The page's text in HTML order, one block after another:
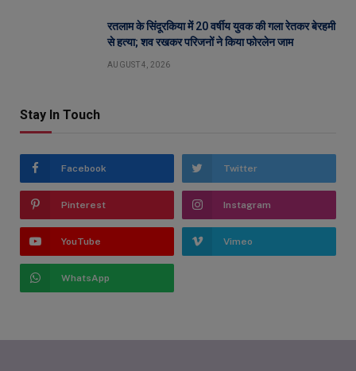
रतलाम के सिंदूरकिया में 20 वर्षीय युवक की गला रेतकर बेरहमी
से हत्या; शव रखकर परिजनों ने किया फोरलेन जाम
AUGUST 4, 2026
Stay In Touch
Facebook Twitter
Pinterest Instagram
YouTube Vimeo
WhatsApp